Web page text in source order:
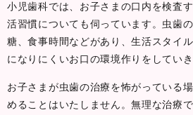
小児歯科では、お子さまの口内を検査
活習慣についても伺っています。虫歯
糖、食事時間などがあり、生活スタイ
になりにくいお口の環境作りをしていき
お子さまが虫歯の治療を怖がっている
めることはいたしません。無理な治療